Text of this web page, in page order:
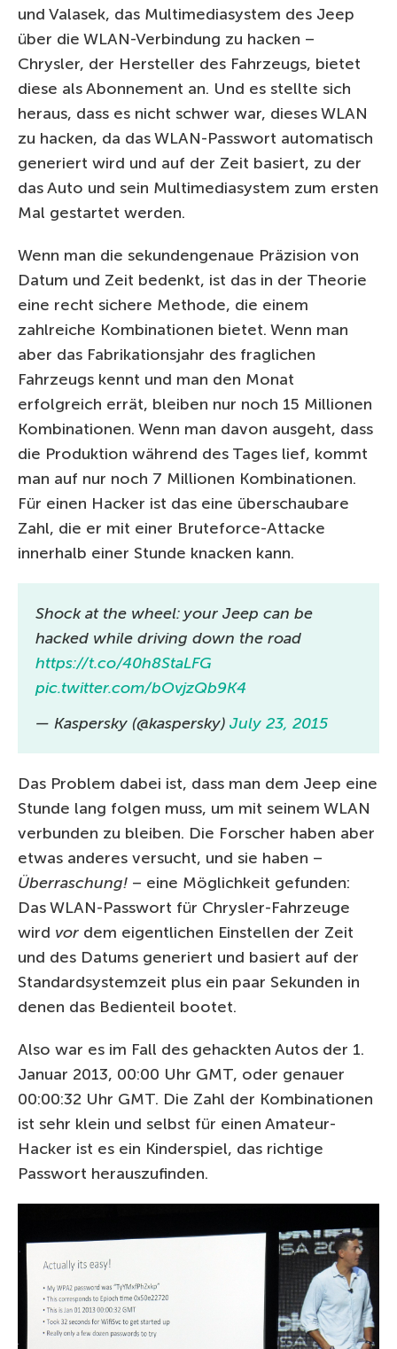
und Valasek, das Multimediasystem des Jeep
über die WLAN-Verbindung zu hacken –
Chrysler, der Hersteller des Fahrzeugs, bietet
diese als Abonnement an. Und es stellte sich
heraus, dass es nicht schwer war, dieses WLAN
zu hacken, da das WLAN-Passwort automatisch
generiert wird und auf der Zeit basiert, zu der
das Auto und sein Multimediasystem zum ersten
Mal gestartet werden.
Wenn man die sekundengenaue Präzision von
Datum und Zeit bedenkt, ist das in der Theorie
eine recht sichere Methode, die einem
zahlreiche Kombinationen bietet. Wenn man
aber das Fabrikationsjahr des fraglichen
Fahrzeugs kennt und man den Monat
erfolgreich errät, bleiben nur noch 15 Millionen
Kombinationen. Wenn man davon ausgeht, dass
die Produktion während des Tages lief, kommt
man auf nur noch 7 Millionen Kombinationen.
Für einen Hacker ist das eine überschaubare
Zahl, die er mit einer Bruteforce-Attacke
innerhalb einer Stunde knacken kann.
Shock at the wheel: your Jeep can be
hacked while driving down the road
https://t.co/40h8StaLFG
pic.twitter.com/bOvjzQb9K4
— Kaspersky (@kaspersky) July 23, 2015
Das Problem dabei ist, dass man dem Jeep eine
Stunde lang folgen muss, um mit seinem WLAN
verbunden zu bleiben. Die Forscher haben aber
etwas anderes versucht, und sie haben –
Überraschung! – eine Möglichkeit gefunden:
Das WLAN-Passwort für Chrysler-Fahrzeuge
wird vor dem eigentlichen Einstellen der Zeit
und des Datums generiert und basiert auf der
Standardsystemzeit plus ein paar Sekunden in
denen das Bedienteil bootet.
Also war es im Fall des gehackten Autos der 1.
Januar 2013, 00:00 Uhr GMT, oder genauer
00:00:32 Uhr GMT. Die Zahl der Kombinationen
ist sehr klein und selbst für einen Amateur-
Hacker ist es ein Kinderspiel, das richtige
Passwort herauszufinden.